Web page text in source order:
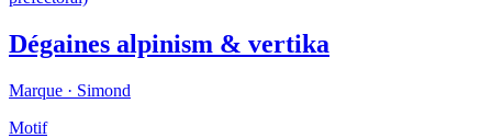
Dégaines alpinism & vertika
Marque · Simond
Motif